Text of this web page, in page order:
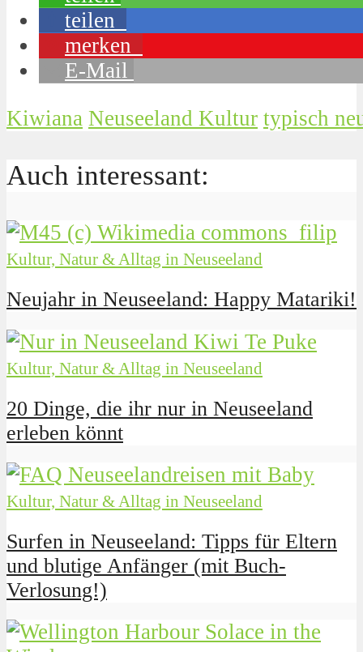
teilen
merken
E-Mail
Kiwiana Neuseeland Kultur typisch
Auch interessant:
Kultur, Natur & Alltag in Neuseeland
Neujahr in Neuseeland: Happy Matariki!
Kultur, Natur & Alltag in Neuseeland
20 Dinge, die ihr nur in Neuseeland
erleben könnt
Kultur, Natur & Alltag in Neuseeland
Surfen in Neuseeland: Tipps für Eltern
und blutige Anfänger (mit Buch-
Verlosung!)